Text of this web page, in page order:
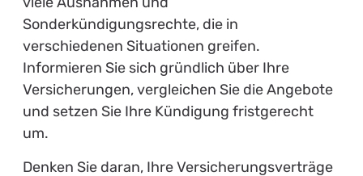
Sonderkündigungsrechte, die in
verschiedenen Situationen greifen.
Informieren Sie sich gründlich über Ihre
Versicherungen, vergleichen Sie die Angebote
und setzen Sie Ihre Kündigung fristgerecht
um.
Denken Sie daran, Ihre Versicherungsverträge